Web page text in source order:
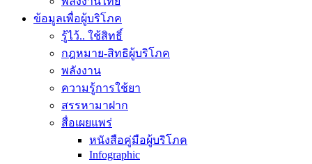
ข้อมูลเพื่อผู้บริโภค
รู้ไว้.. ใช้สิทธิ์
กฎหมาย-สิทธิผู้บริโภค
พลังงาน
ความรู้การใช้ยา
สรรหามาฝาก
สื่อเผยแพร่
หนังสือคู่มือผู้บริโภค
Infographic